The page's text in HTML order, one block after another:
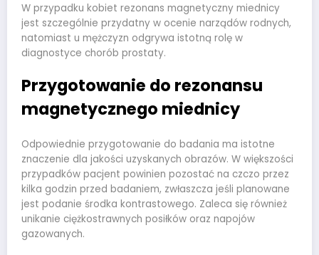
W przypadku kobiet rezonans magnetyczny miednicy
jest szczególnie przydatny w ocenie narządów rodnych,
natomiast u mężczyzn odgrywa istotną rolę w
diagnostyce chorób prostaty.
Przygotowanie do rezonansu
magnetycznego miednicy
Odpowiednie przygotowanie do badania ma istotne
znaczenie dla jakości uzyskanych obrazów. W większości
przypadków pacjent powinien pozostać na czczo przez
kilka godzin przed badaniem, zwłaszcza jeśli planowane
jest podanie środka kontrastowego. Zaleca się również
unikanie ciężkostrawnych posiłków oraz napojów
gazowanych.